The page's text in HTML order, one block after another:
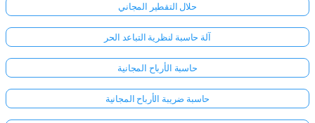
حلال التقطير المجاني
آلة حاسبة لنظرية التباعد الحر
حاسبة الأرباح المجانية
حاسبة ضريبة الأرباح المجانية